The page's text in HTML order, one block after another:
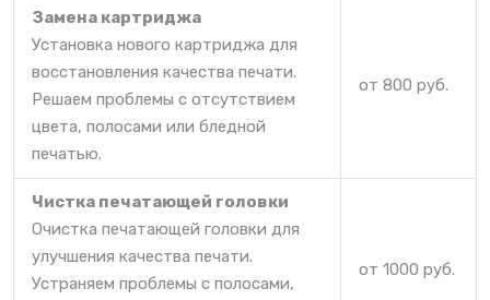
Замена картриджа
Установка нового картриджа для
восстановления качества печати.
Решаем проблемы с отсутствием
цвета, полосами или бледной
печатью.
от 800 руб.
Чистка печатающей головки
Очистка печатающей головки для
улучшения качества печати.
Устраняем проблемы с полосами,
от 1000 руб.